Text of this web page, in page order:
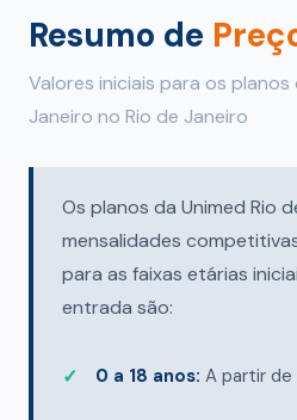
Resumo de
Valores iniciais para os planos
Janeiro no Rio de Janeiro
Os planos da Unimed Rio
mensalidades
para as faixas etárias
entrada são:
0 a 18 anos: A partir de